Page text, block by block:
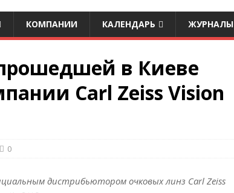
КОМПАНИИ КАЛЕНДАРЬ ЖУРНАЛЫ
в Киеве
Carl Zeiss Vision
0
дистрибьютором очковых линз Carl Zeiss